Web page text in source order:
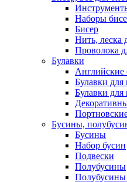
Наборы
Бисер
Нить, леска
Проволока
Булавки
Английские
Булавки для
Булавки для
Бусины,
Бусины
Набор бусин
Подвески
Полубусины